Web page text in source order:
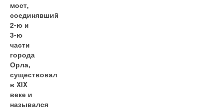
мост,
соединявший
2-ю и
3-ю
части
города
Орла,
существовал
в XIX
веке и
назывался